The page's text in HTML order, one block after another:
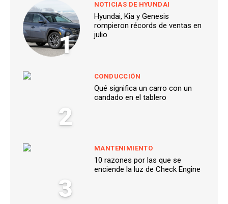
1
NOTICIAS DE HYUNDAI
Hyundai, Kia y Genesis
rompieron récords de ventas en
julio
2
CONDUCCIÓN
Qué significa un carro con un
candado en el tablero
3
MANTENIMIENTO
10 razones por las que se
enciende la luz de Check Engine